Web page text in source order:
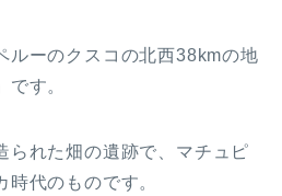
ルーのクスコの北西38kmの地
す。
られた畑の遺跡で、マチュピ
代のものです。